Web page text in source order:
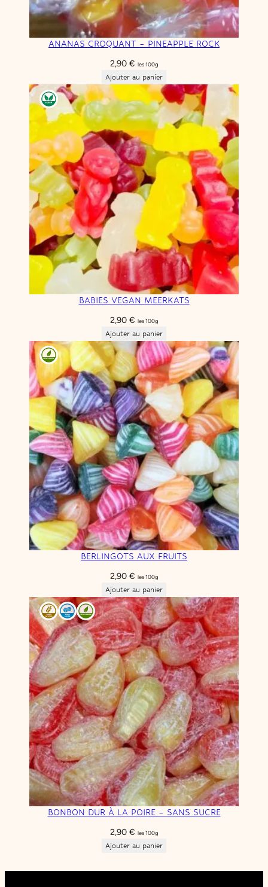
ANANAS CROQUANT – PINEAPPLE ROCK
2,90 € les 100g
Ajouter au panier
BABIES VEGAN MEERKATS
2,90 € les 100g
Ajouter au panier
BERLINGOTS AUX FRUITS
2,90 € les 100g
Ajouter au panier
BONBON DUR À LA POIRE – SANS SUCRE
2,90 € les 100g
Ajouter au panier